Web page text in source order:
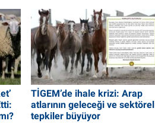
TİGEM’de ihale krizi: Arap
atlarının geleceği ve sektörel
tepkiler büyüyor